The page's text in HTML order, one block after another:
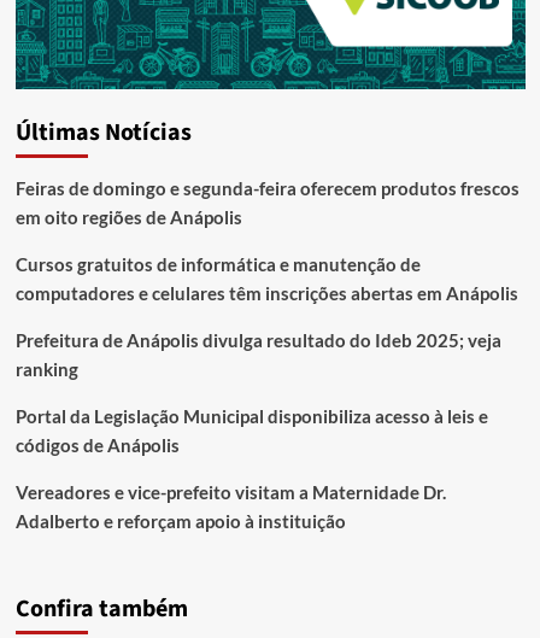
Últimas Notícias
Feiras de domingo e segunda-feira oferecem produtos frescos
em oito regiões de Anápolis
Cursos gratuitos de informática e manutenção de
computadores e celulares têm inscrições abertas em Anápolis
Prefeitura de Anápolis divulga resultado do Ideb 2025; veja
ranking
Portal da Legislação Municipal disponibiliza acesso à leis e
códigos de Anápolis
Vereadores e vice-prefeito visitam a Maternidade Dr.
Adalberto e reforçam apoio à instituição
Confira também